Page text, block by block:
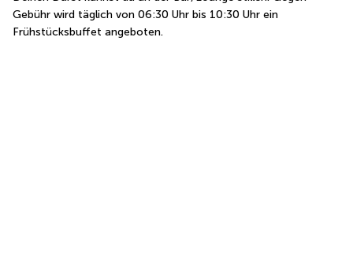
Gebühr wird täglich von 06:30 Uhr bis 10:30 Uhr ein
Frühstücksbuffet angeboten.